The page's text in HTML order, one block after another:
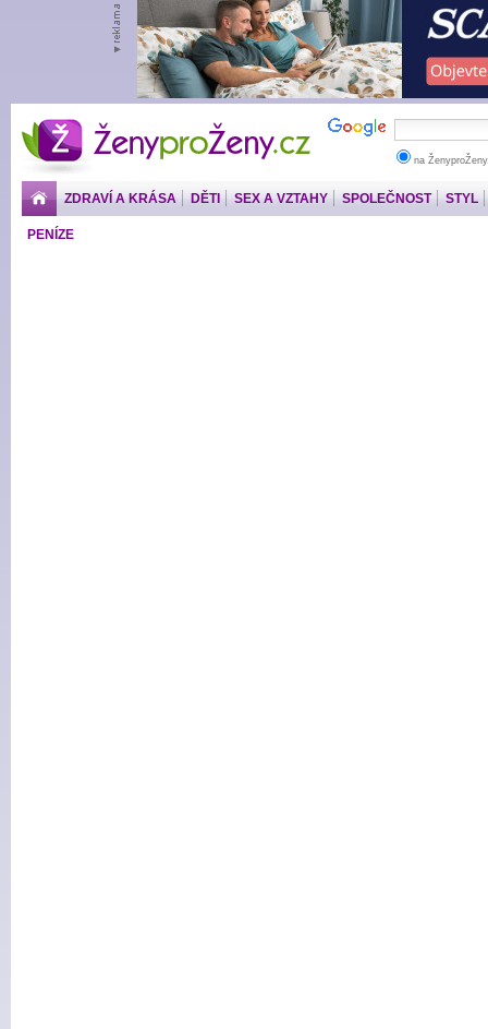
ŽenyproŽeny.cz
na
ZDRAVÍ A KRÁSA DĚTI SEX A VZTAHY SPOLEČNOST STYL
PENÍZE